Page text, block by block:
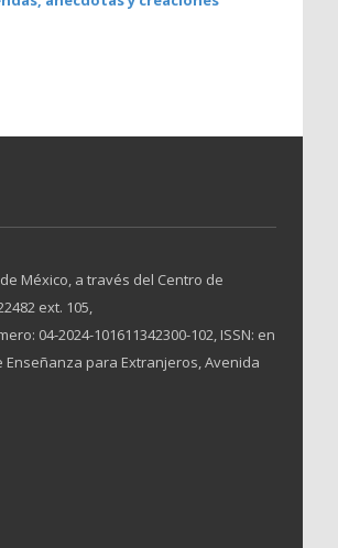
México, a través del Centro de
ext. 105,
04-2024-101611342300-102, ISSN: en
para Extranjeros, Avenida